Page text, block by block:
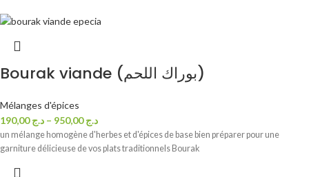
Bourak viande (بوراك اللحم)
Mélanges d'épices
د.ج190,00 – د.ج950,00
un mélange homogène d'herbes et d'épices de base bien préparer pour une
garniture délicieuse de vos plats traditionnels Bourak